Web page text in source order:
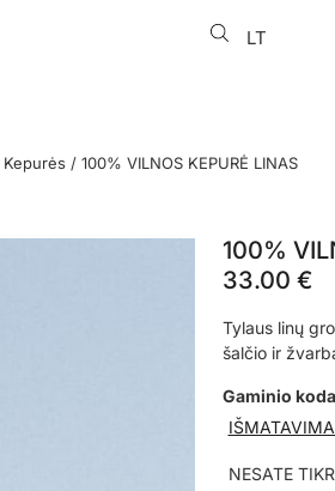
LT
EN
Kepurės/ 100% VILNOS KEPURĖ LINAS
100%
33.00 €
Tylaus linų
šalčio ir
Gaminio
NESATE